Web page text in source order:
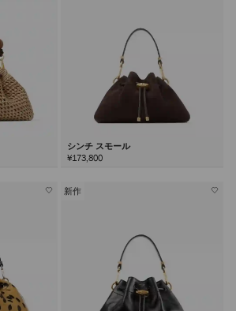
シンチ スモール
¥173,800
新作